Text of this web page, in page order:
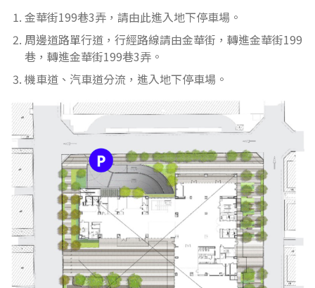
金華街199巷3弄，請由此進入地下停車場。
周邊道路單行道，行經路線請由金華街，轉進金華街199
巷，轉進金華街199巷3弄。
機車道、汽車道分流，進入地下停車場。